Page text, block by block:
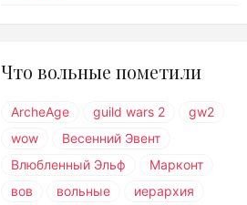
Что вольные пометили
ArcheAge guild wars 2
gw2
wow
Весенний Эвент
Влюбленный Эльф
Марконт
вов
вольные иерархия